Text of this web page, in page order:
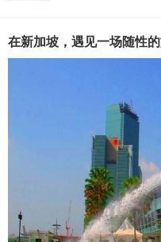
在新加坡，遇见一场随性